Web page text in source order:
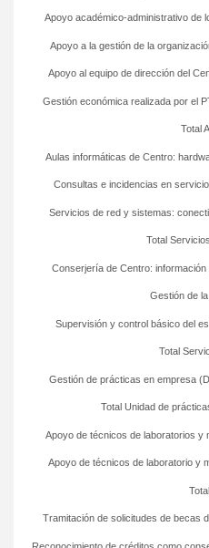
Tramitación de solicitudes de becas
Apoyo de técnicos de laboratorio y
Apoyo de técnicos de laboratorios y
Total Unidad de
Gestión de prácticas en empresa
Total
Supervisión y control básico del
Gestión de
Conserjería de Centro: información
Total
Servicios de red y sistemas:
Consultas e incidencias en
Aulas informáticas de Centro:
Total
Gestión económica realizada por el
Apoyo al equipo de dirección del
Apoyo a la gestión de la
Apoyo académico-administrativo de